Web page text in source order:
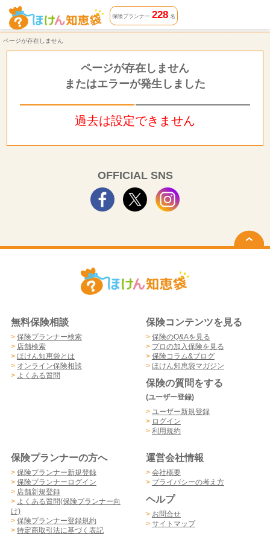
ページが存在しません | ほけん知恵袋
保険プランナー 228名
ページが存在しません
ページが存在しません
またはエラーが発生しました
過去は設定できません
OFFICIAL SNS
無料保険相談
> 保険プランナー検索
> 店舗検索
> ほけん知恵袋とは
> オンライン保険相談
> よくある質問
保険コンテンツを見る
> 保険のQ&Aを見る
> プロの加入保険を見る
> 保険コラム&ブログ
> ほけん知恵袋マガジン
保険の質問をする
(ユーザー登録)
> ユーザー新規登録
> ログイン
> 利用規約
保険プランナーの方へ
> 保険プランナー新規登録
> 保険プランナーログイン
> 店舗新規登録
> よくある質問(保険プランナー向
け)
> 保険プランナー登録規約
> 特定商取引法に基づく表記
運営会社情報
> 会社概要
> プライバシーの考え方
ヘルプ
> お問合せ
> サイトマップ